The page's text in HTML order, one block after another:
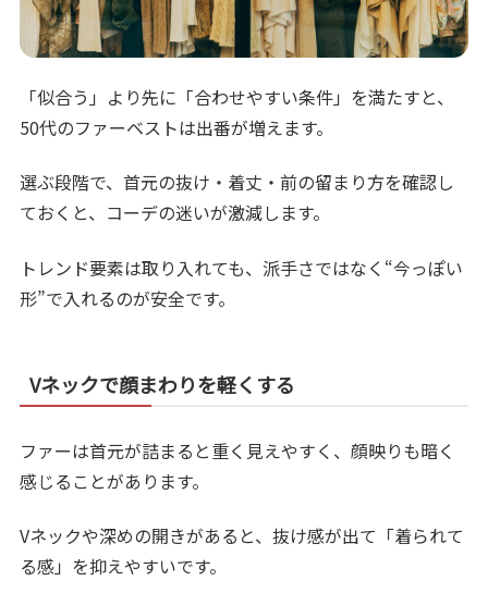
「似合う」より先に「合わせやすい条件」を満たすと、
50代のファーベストは出番が増えます。
選ぶ段階で、首元の抜け・着丈・前の留まり方を確認し
ておくと、コーデの迷いが激減します。
トレンド要素は取り入れても、派手さではなく“今っぽい
形”で入れるのが安全です。
Vネックで顔まわりを軽くする
ファーは首元が詰まると重く見えやすく、顔映りも暗く
感じることがあります。
Vネックや深めの開きがあると、抜け感が出て「着られて
る感」を抑えやすいです。